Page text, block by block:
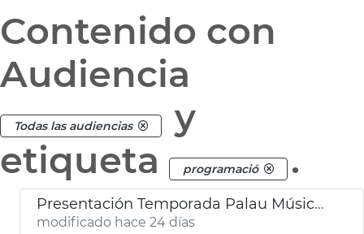
Contenido con
Audiencia
Todas las audiencias
y
etiqueta
programació .
Presentación Temporada Palau Música València
modificado hace 24 días